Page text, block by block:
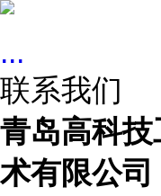
...
联系我们
青岛高科
术有限公司